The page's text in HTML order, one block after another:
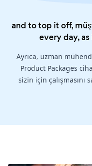
and to top it off,
every day,
Ayrıca, uzman
Product Packages
sizin için çalışmasını